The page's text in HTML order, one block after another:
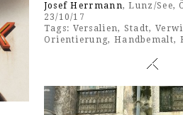
Josef Herrmann, Lunz/See,
23/10/17
Tags: Versalien, Stadt,
Orientierung, Handbemalt,